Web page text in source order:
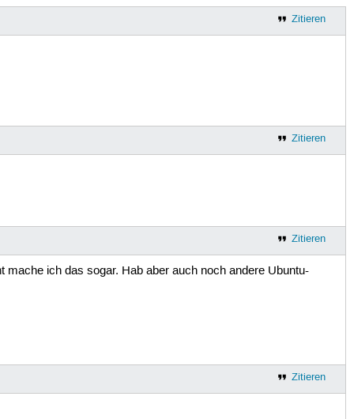
Zitieren
Zitieren
Zitieren
ich das sogar. Hab aber auch noch andere Ubuntu-
Zitieren